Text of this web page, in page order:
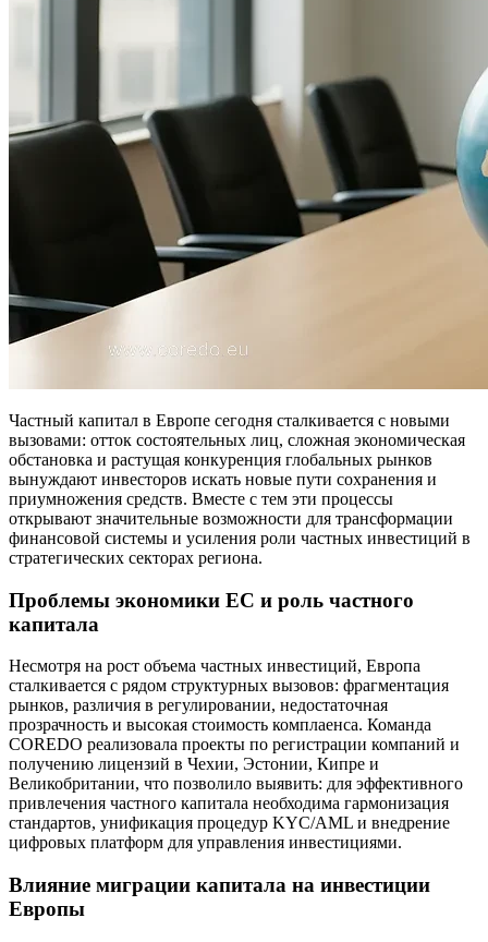
Частный капитал в Европе сегодня сталкивается с новыми
вызовами: отток состоятельных лиц, сложная экономическая
обстановка и растущая конкуренция глобальных рынков
вынуждают инвесторов искать новые пути сохранения и
приумножения средств. Вместе с тем эти процессы
открывают значительные возможности для трансформации
финансовой системы и усиления роли частных инвестиций в
стратегических секторах региона.
Проблемы экономики ЕС и роль частного
капитала
Несмотря на рост объема частных инвестиций, Европа
сталкивается с рядом структурных вызовов: фрагментация
рынков, различия в регулировании, недостаточная
прозрачность и высокая стоимость комплаенса. Команда
COREDO реализовала проекты по регистрации компаний и
получению лицензий в Чехии, Эстонии, Кипре и
Великобритании, что позволило выявить: для эффективного
привлечения частного капитала необходима гармонизация
стандартов, унификация процедур KYC/AML и внедрение
цифровых платформ для управления инвестициями.
Влияние миграции капитала на инвестиции
Европы